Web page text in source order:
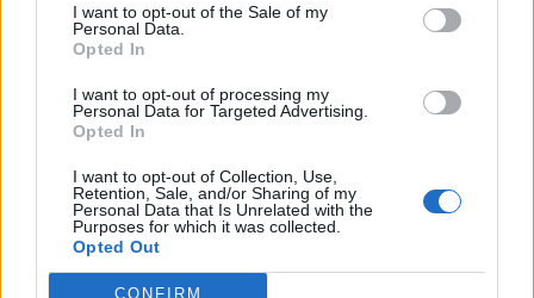
I want to opt-out of the Sale of my
Personal Data.
Opted In
I want to opt-out of processing my
Personal Data for Targeted Advertising.
Opted In
I want to opt-out of Collection, Use,
Retention, Sale, and/or Sharing of my
Personal Data that Is Unrelated with the
Purposes for which it was collected.
Opted Out
CONFIRM